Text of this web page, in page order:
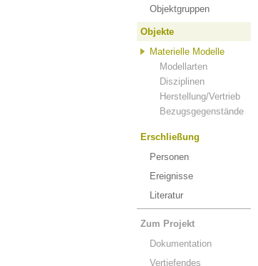
Objektgruppen
Objekte
Materielle Modelle
Modellarten
Disziplinen
Herstellung/Vertrieb
Bezugsgegenstände
Erschließung
Personen
Ereignisse
Literatur
Zum Projekt
Dokumentation
Vertiefendes